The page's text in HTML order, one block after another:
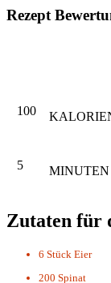
Rezept
100
5 MINUTEN
Zutaten für
6 Stück Eier
200 Spinat